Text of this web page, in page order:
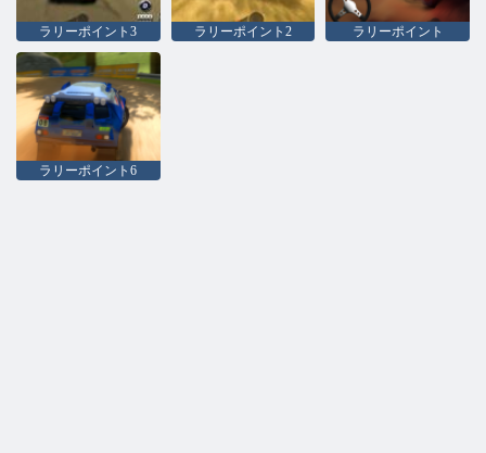
ラリーポイント3 ラリーポイント2 ラリーポイント
ラリーポイント6